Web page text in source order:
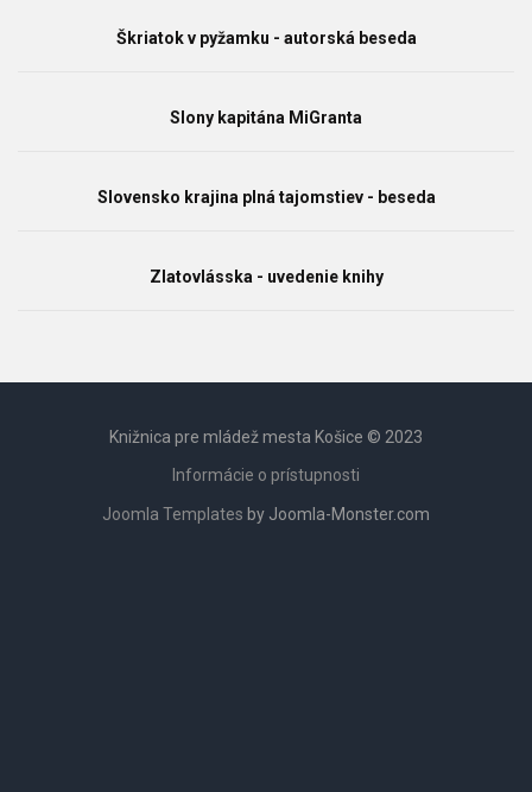
Škriatok v pyžamku - autorská beseda
Slony kapitána MiGranta
Slovensko krajina plná tajomstiev - beseda
Zlatovlásska - uvedenie knihy
Knižnica pre mládež mesta Košice © 2023
Informácie o prístupnosti
Joomla Templates by Joomla-Monster.com